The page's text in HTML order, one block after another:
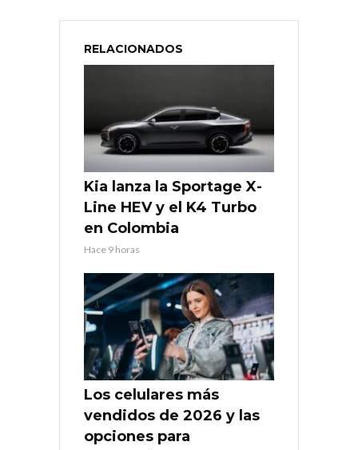
RELACIONADOS
Kia lanza la Sportage X-
Line HEV y el K4 Turbo
en Colombia
Hace 9 horas
Los celulares más
vendidos de 2026 y las
opciones para